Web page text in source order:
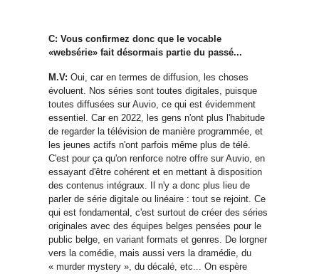
C: Vous confirmez donc que le vocable
«websérie» fait désormais partie du passé...
M.V: Oui, car en termes de diffusion, les choses
évoluent. Nos séries sont toutes digitales, puisque
toutes diffusées sur Auvio, ce qui est évidemment
essentiel. Car en 2022, les gens n'ont plus l'habitude
de regarder la télévision de manière programmée, et
les jeunes actifs n'ont parfois même plus de télé.
C'est pour ça qu'on renforce notre offre sur Auvio, en
essayant d'être cohérent et en mettant à disposition
des contenus intégraux. Il n'y a donc plus lieu de
parler de série digitale ou linéaire : tout se rejoint. Ce
qui est fondamental, c'est surtout de créer des séries
originales avec des équipes belges pensées pour le
public belge, en variant formats et genres. De lorgner
vers la comédie, mais aussi vers la dramédie, du
« murder mystery », du décalé, etc... On espère